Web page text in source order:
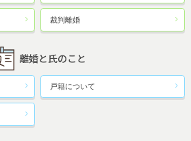
裁判離婚
離婚と氏のこと
戸籍について